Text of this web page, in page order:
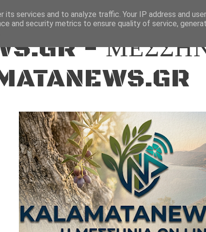
-
services and to analyze traffic. Your IP address and
and security metrics to ensure quality of service,